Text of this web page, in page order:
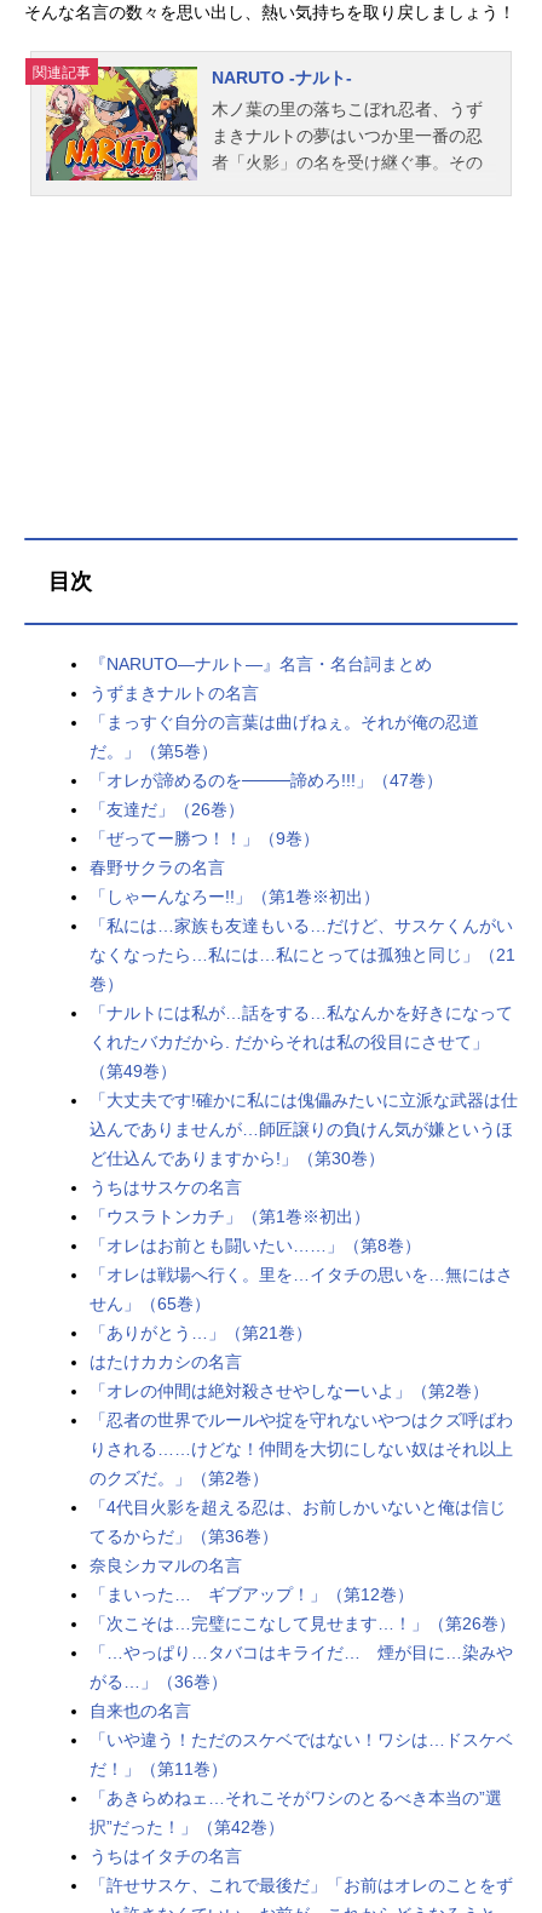
そんな名言の数々を思い出し、熱い気持ちを取り戻しましょう！
関連記事
NARUTO -ナルト-
木ノ葉の里の落ちこぼれ忍者、うず
まきナルトの夢はいつか里一番の忍
者「火影」の名を受け継ぐ事。その
飛：柴田秀勝スタッフ原作：岸本斉
楽：六三四プロジェクト 増田俊郎
アニメーション制作：studioぴえろ
（スタジオぴえろ）公開開始年＆季
／集英社・テレビ東京・ぴえろ『NA
RUTO-ナルト-』公式サイト『NARU
TO-ナルト-』公式Twitter 「NARUTO
-ナルト-」のグッズを探す動画配信情
報【PR】※本ページは動画配信サー
ビスのプロモーションが含まれてい
ます。※詳細や最新の配信情...
目次
『NARUTO―ナルト―』名言・名台詞まとめ
うずまきナルトの名言
「まっすぐ自分の言葉は曲げねぇ。それが俺の忍道
だ。」（第5巻）
「オレが諦めるのを────諦めろ!!!」（47巻）
「友達だ」（26巻）
「ぜってー勝つ！！」（9巻）
春野サクラの名言
「しゃーんなろー!!」（第1巻※初出）
「私には…家族も友達もいる…だけど、サスケくんがい
なくなったら…私には…私にとっては孤独と同じ」（21
巻）
「ナルトには私が…話をする…私なんかを好きになって
くれたバカだから. だからそれは私の役目にさせて」
（第49巻）
「大丈夫です!確かに私には傀儡みたいに立派な武器は仕
込んでありませんが…師匠譲りの負けん気が嫌というほ
ど仕込んでありますから!」（第30巻）
うちはサスケの名言
「ウスラトンカチ」（第1巻※初出）
「オレはお前とも闘いたい……」（第8巻）
「オレは戦場へ行く。里を…イタチの思いを…無にはさ
せん」（65巻）
「ありがとう…」（第21巻）
はたけカカシの名言
「オレの仲間は絶対殺させやしなーいよ」（第2巻）
「忍者の世界でルールや掟を守れないやつはクズ呼ばわ
りされる……けどな！仲間を大切にしない奴はそれ以上
のクズだ。」（第2巻）
「4代目火影を超える忍は、お前しかいないと俺は信じ
てるからだ」（第36巻）
奈良シカマルの名言
「まいった… ギブアップ！」（第12巻）
「次こそは…完璧にこなして見せます…！」（第26巻）
「…やっぱり…タバコはキライだ… 煙が目に…染みや
がる…」（36巻）
自来也の名言
「いや違う！ただのスケベではない！ワシは…ドスケベ
だ！」（第11巻）
「あきらめねェ…それこそがワシのとるべき本当の”選
択”だった！」（第42巻）
うちはイタチの名言
「許せサスケ、これで最後だ」「お前はオレのことをず